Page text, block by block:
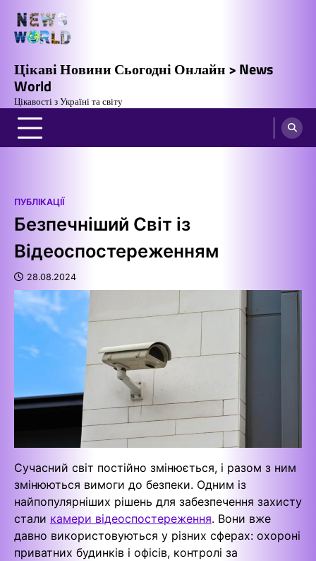
вмісту
Цікаві Новини Сьогодні Онлайн > News
World
Цікавості з Україні та світу
ПУБЛІКАЦІЇ
Безпечніший Світ із
Відеоспостереженням
28.08.2024
Сучасний світ постійно змінюється, і разом з ним
змінюються вимоги до безпеки. Одним із
найпопулярніших рішень для забезпечення захисту
стали камери відеоспостереження. Вони вже
давно використовуються у різних сферах: охороні
приватних будинків і офісів, контролі за